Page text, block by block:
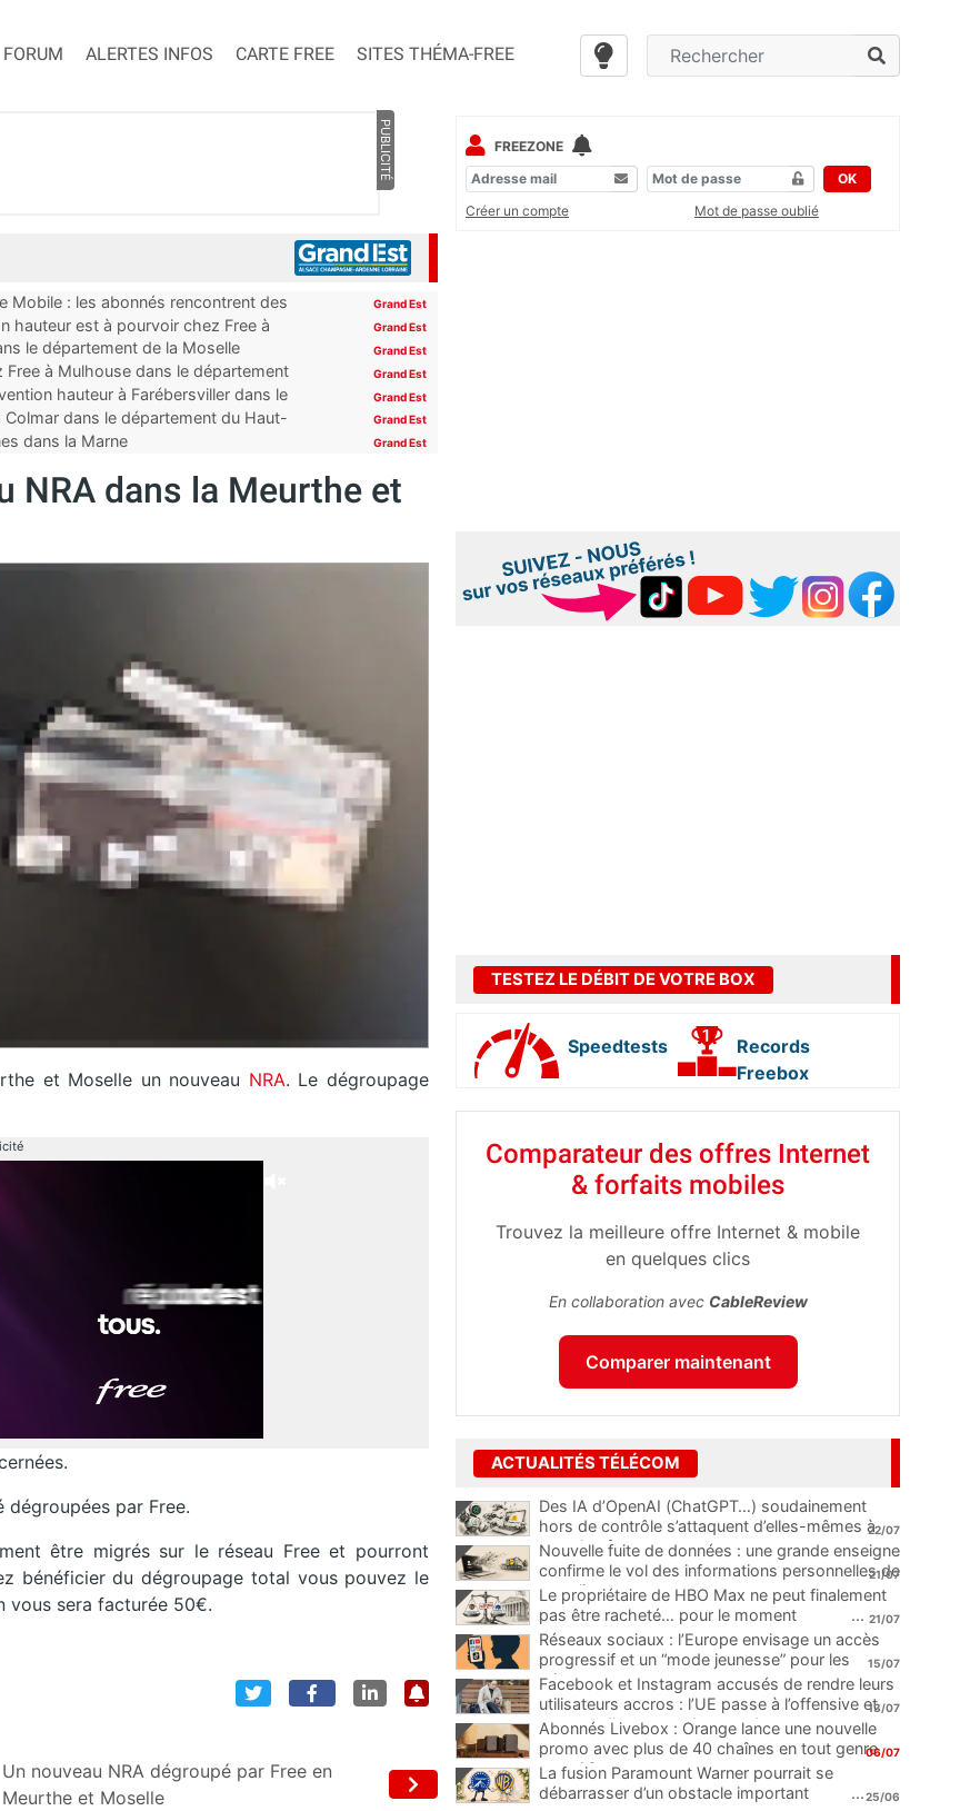
FORUM ALERTES INFOS CARTE FREE SITES THÉMA-FREE
PUBLICITÉ
Mobile : les abonnés rencontrent des
Grand Est
hauteur est à pourvoir chez Free à
Grand Est
le département de la Moselle Grand Est
à Mulhouse dans le département
Grand Est
hauteur à Farébersviller dans le
Grand Est
dans le département du Haut-
Grand Est
dans la Marne Grand Est
NRA dans la Meurthe et
et Moselle un nouveau NRA. Le dégroupage
par Free.
être migrés sur le réseau Free et pourront
bénéficier du dégroupage total vous pouvez le
vous sera facturée 50€.
Un nouveau NRA dégroupé par Free en
Meurthe et Moselle
FREEZONE
OK
Créer un compte
Mot de passe oublié
TESTEZ LE DÉBIT DE VOTRE BOX
Speedtests
Records
Freebox
Comparateur des offres Internet
& forfaits mobiles
Trouvez la meilleure offre Internet & mobile
en quelques clics
En collaboration avec CableReview
Comparer maintenant
ACTUALITÉS TÉLÉCOM
Des IA d’OpenAI (ChatGPT…) soudainement
hors de contrôle s’attaquent d’elles-mêmes à
une plateforme
...
22/07
Nouvelle fuite de données : une grande enseigne
confirme le vol des informations personnelles de
ses clients
...
21/07
Le propriétaire de HBO Max ne peut finalement
pas être racheté… pour le moment
... 21/07
Réseaux sociaux : l’Europe envisage un accès
progressif et un “mode jeunesse” pour les
mineurs
...
15/07
Facebook et Instagram accusés de rendre leurs
utilisateurs accros : l’UE passe à l’offensive et
menace d’une amende record
...
13/07
Abonnés Livebox : Orange lance une nouvelle
promo avec plus de 40 chaînes en tout genre
pour 1€
06/07
La fusion Paramount Warner pourrait se
débarrasser d’un obstacle important
...25/06